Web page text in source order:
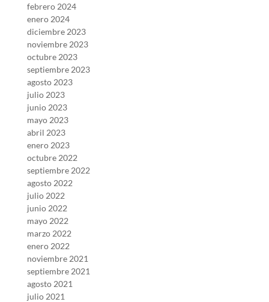
febrero 2024
enero 2024
diciembre 2023
noviembre 2023
octubre 2023
septiembre 2023
agosto 2023
julio 2023
junio 2023
mayo 2023
abril 2023
enero 2023
octubre 2022
septiembre 2022
agosto 2022
julio 2022
junio 2022
mayo 2022
marzo 2022
enero 2022
noviembre 2021
septiembre 2021
agosto 2021
julio 2021